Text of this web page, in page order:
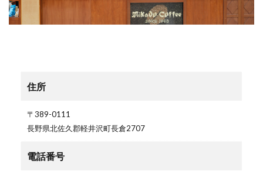
住所
〒389-0111
長野県北佐久郡軽井沢町長倉2707
電話番号